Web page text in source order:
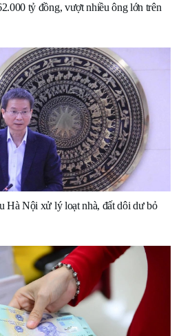
tỷ đồng, vượt nhiều ông lớn trên
Hà Nội xử lý loạt nhà, đất dôi dư bỏ